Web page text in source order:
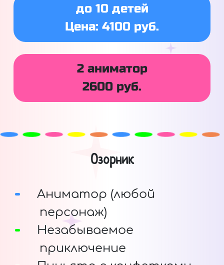
до 10 детей
Цена: 4100 руб.
2 аниматор
2600 руб.
Озорник
Аниматор (любой
персонаж)
Незабываемое
приключение